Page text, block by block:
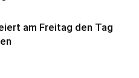
am Freitag den Tag